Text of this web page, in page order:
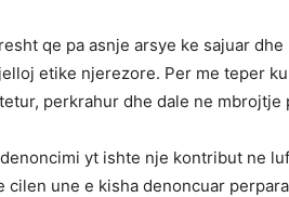
qe pa asnje arsye ke sajuar
etike njerezore. Per me teper
perkrahur dhe dale ne mbrojtje
yt ishte nje kontribut ne
cilen une e kisha denoncuar